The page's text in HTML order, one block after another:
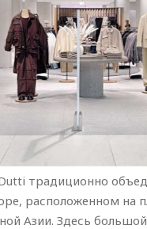
традиционно
расположенном на
Азии. Здесь